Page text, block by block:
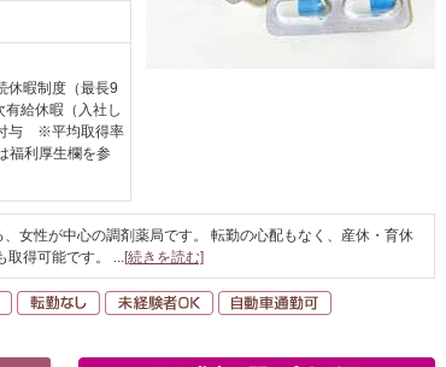
休暇制度（最長9
有給休暇（入社し
与 ※平均取得率
福利厚生欄を参
女性が中心の調剤薬局です。 転勤の心配もなく、産休・育休
取得可能です。 ...[続きを読む]
住宅手当・支援 転勤なし 未経験者OK